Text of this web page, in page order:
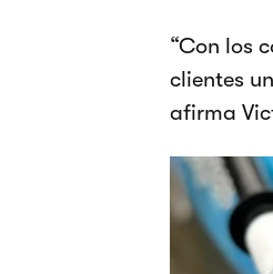
“Con los
clientes
afirma